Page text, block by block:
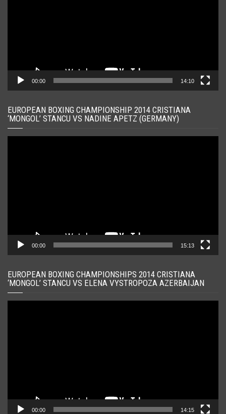
00:00 14:10
EUROPEAN BOXING CHAMPIONSHIP 2014 CRISTIANA
‘MONGOL’ STANCU VS NADINE APETZ (GERMANY)
00:00 15:13
EUROPEAN BOXING CHAMPIONSHIPS 2014 CRISTIANA
‘MONGOL’ STANCU VS ELENA VYSTROPOZA AZERBAIJAN
00:00 14:15